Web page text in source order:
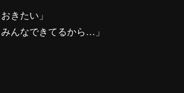
きたい」
んなできてるから…」